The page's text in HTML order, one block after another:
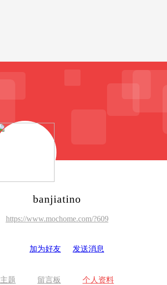
banjiatino
https://www.mochome.com/?609
加为好友 发送消息
主题 留言板 个人资料